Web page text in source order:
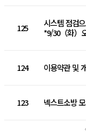
125
시스템 점검
*9/30（화）
124 이용약관 및
123 넥스트소방